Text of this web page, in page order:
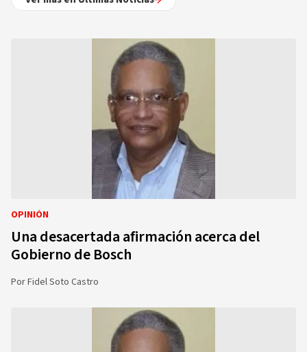
OPINIÓN
Una desacertada afirmación acerca del
Gobierno de Bosch
PorFidel Soto Castro